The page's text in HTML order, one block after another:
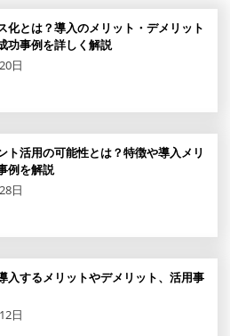
化とは？導入のメリット・デメリット
功事例を詳しく解説
日
ト活用の可能性とは？特徴や導入メリ
例を解説
日
入するメリットやデメリット、活用事
日